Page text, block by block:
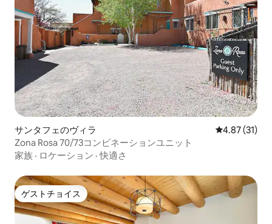
サンタフェのヴィラ レビュー31
4.87 (31)
Zona Rosa 70/73コンビネーションユニット
家族 · ロケーション ·快適さ
ゲストチョイス
ゲストチョイス